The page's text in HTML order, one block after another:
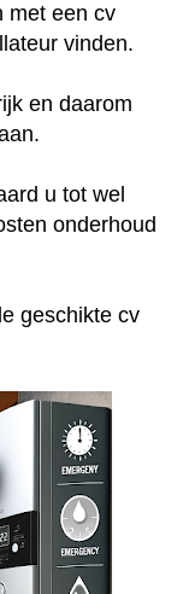
met een cv
vinden.
en daarom
u tot wel
onderhoud
geschikte cv